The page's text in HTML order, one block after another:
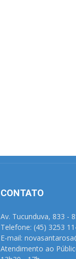
CONTATO
Av. Tucunduva, 833 -
Telefone: (45) 3253
E-mail:
Atendimento ao